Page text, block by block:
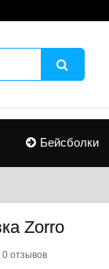
Бейсболки
Zorro
0 отзывов